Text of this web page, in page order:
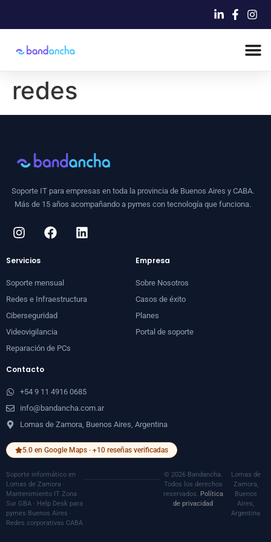
redes
Soporte IT para empresas en toda la provincia de Buenos Aires y CABA.
Más de 15 años acompañando a pymes con tecnología que funciona.
Servicios
Soporte mensual
Redes e Infraestructura
Ciberseguridad
Videovigilancia
Reparación de PCs
Empresa
Sobre Nosotros
Casos de éxito
Planes
Portal de soporte
Contacto
+54 9 11 4916 0685
info@bandancha.com.ar
Lomas de Zamora, Buenos Aires, Argentina
5.0 en Google Maps · +10 reseñas verificadas
Soporte informático en
Lomas de Zamora ·
Mantenimiento IT Zona
Sur GBA · Help Desk para
pymes Buenos Aires ·
Redes corporativas CABA
© 2026 Bandancha.
Todos los derechos
reservados. Política
de privacidad
Lomas de
Zamora,
Buenos
Aires,
Argentina